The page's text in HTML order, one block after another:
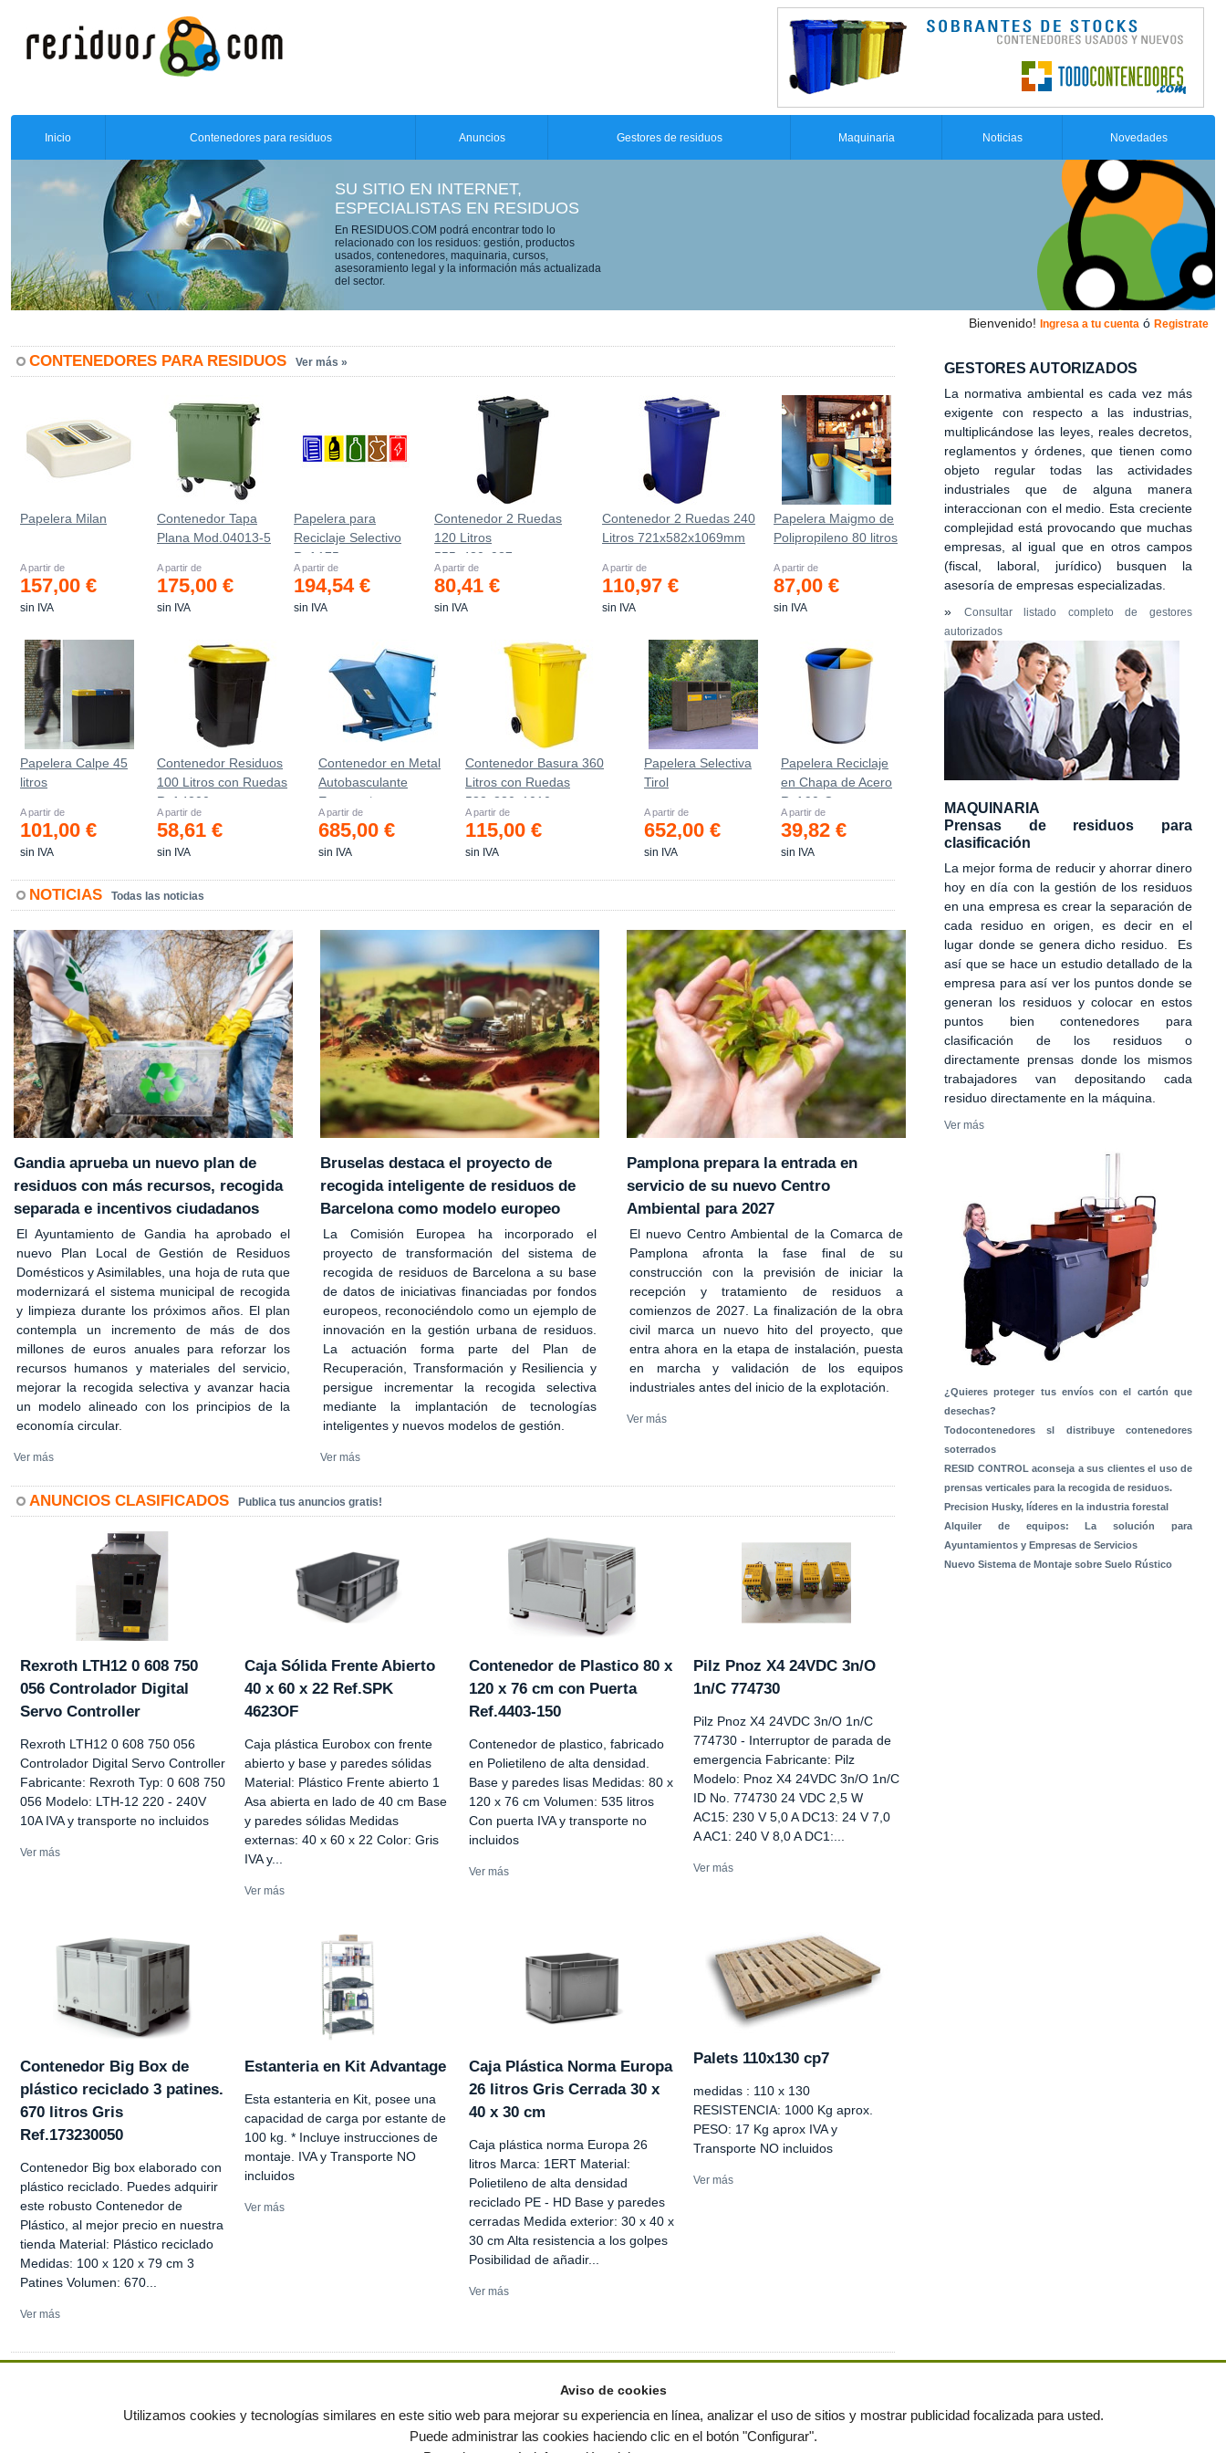
Inicio Contenedores para residuos Anuncios Gestores de residuos Maquinaria Noticias Novedades
SU SITIO EN INTERNET,
ESPECIALISTAS EN RESIDUOS
En RESIDUOS.COM podrá encontrar todo lo
relacionado con los residuos: gestión, productos
usados, contenedores, maquinaria, cursos,
asesoramiento legal y la información más actualizada
del sector.
Bienvenido! Ingresa a tu cuenta ó Registrate
CONTENEDORES PARA RESIDUOS Ver más »
Papelera Milan
A partir de
157,00 €
sin IVA
Contenedor Tapa
Plana Mod.04013-5
A partir de
175,00 €
sin IVA
Papelera para
Reciclaje Selectivo
Ref.175
A partir de
194,54 €
sin IVA
Contenedor 2 Ruedas
120 Litros
555х480х937mm
A partir de
80,41 €
sin IVA
Contenedor 2 Ruedas 240
Litros 721х582х1069mm
A partir de
110,97 €
sin IVA
Papelera Maigmo de
Polipropileno 80 litros
A partir de
87,00 €
sin IVA
Papelera Calpe 45
litros
A partir de
101,00 €
sin IVA
Contenedor Residuos
100 Litros con Ruedas
Ref.4200
A partir de
58,61 €
sin IVA
Contenedor en Metal
Autobasculante
Estanco *
A partir de
685,00 €
sin IVA
Contenedor Basura 360
Litros con Ruedas
583x880x1010 mm
A partir de
115,00 €
sin IVA
Papelera Selectiva
Tirol
A partir de
652,00 €
sin IVA
Papelera Reciclaje
en Chapa de Acero
Ref.90-C
A partir de
39,82 €
sin IVA
NOTICIAS Todas las noticias
Gandia aprueba un nuevo plan de
residuos con más recursos, recogida
separada e incentivos ciudadanos
El Ayuntamiento de Gandia ha aprobado el
nuevo Plan Local de Gestión de Residuos
Domésticos y Asimilables, una hoja de ruta que
modernizará el sistema municipal de recogida
y limpieza durante los próximos años. El plan
contempla un incremento de más de dos
millones de euros anuales para reforzar los
recursos humanos y materiales del servicio,
mejorar la recogida selectiva y avanzar hacia
un modelo alineado con los principios de la
economía circular.
Ver más
Bruselas destaca el proyecto de
recogida inteligente de residuos de
Barcelona como modelo europeo
La Comisión Europea ha incorporado el
proyecto de transformación del sistema de
recogida de residuos de Barcelona a su base
de datos de iniciativas financiadas por fondos
europeos, reconociéndolo como un ejemplo de
innovación en la gestión urbana de residuos.
La actuación forma parte del Plan de
Recuperación, Transformación y Resiliencia y
persigue incrementar la recogida selectiva
mediante la implantación de tecnologías
inteligentes y nuevos modelos de gestión.
Ver más
Pamplona prepara la entrada en
servicio de su nuevo Centro
Ambiental para 2027
El nuevo Centro Ambiental de la Comarca de
Pamplona afronta la fase final de su
construcción con la previsión de iniciar la
recepción y tratamiento de residuos a
comienzos de 2027. La finalización de la obra
civil marca un nuevo hito del proyecto, que
entra ahora en la etapa de instalación, puesta
en marcha y validación de los equipos
industriales antes del inicio de la explotación.
Ver más
ANUNCIOS CLASIFICADOS Publica tus anuncios gratis!
Rexroth LTH12 0 608 750
056 Controlador Digital
Servo Controller
Rexroth LTH12 0 608 750 056
Controlador Digital Servo Controller
Fabricante: Rexroth Typ: 0 608 750
056 Modelo: LTH-12 220 - 240V
10A IVA y transporte no incluidos
Ver más
Caja Sólida Frente Abierto
40 x 60 x 22 Ref.SPK
4623OF
Caja plástica Eurobox con frente
abierto y base y paredes sólidas
Material: Plástico Frente abierto 1
Asa abierta en lado de 40 cm Base
y paredes sólidas Medidas
externas: 40 x 60 x 22 Color: Gris
IVA y...
Ver más
Contenedor de Plastico 80 x
120 x 76 cm con Puerta
Ref.4403-150
Contenedor de plastico, fabricado
en Polietileno de alta densidad.
Base y paredes lisas Medidas: 80 x
120 x 76 cm Volumen: 535 litros
Con puerta IVA y transporte no
incluidos
Ver más
Pilz Pnoz X4 24VDC 3n/O
1n/C 774730
Pilz Pnoz X4 24VDC 3n/O 1n/C
774730 - Interruptor de parada de
emergencia Fabricante: Pilz
Modelo: Pnoz X4 24VDC 3n/O 1n/C
ID No. 774730 24 VDC 2,5 W
AC15: 230 V 5,0 A DC13: 24 V 7,0
A AC1: 240 V 8,0 A DC1:...
Ver más
Contenedor Big Box de
plástico reciclado 3 patines.
670 litros Gris
Ref.173230050
Contenedor Big box elaborado con
plástico reciclado. Puedes adquirir
este robusto Contenedor de
Plástico, al mejor precio en nuestra
tienda Material: Plástico reciclado
Medidas: 100 x 120 x 79 cm 3
Patines Volumen: 670...
Ver más
Estanteria en Kit Advantage
Esta estanteria en Kit, posee una
capacidad de carga por estante de
100 kg. * Incluye instrucciones de
montaje. IVA y Transporte NO
incluidos
Ver más
Caja Plástica Norma Europa
26 litros Gris Cerrada 30 x
40 x 30 cm
Caja plástica norma Europa 26
litros Marca: 1ERT Material:
Polietileno de alta densidad
reciclado PE - HD Base y paredes
cerradas Medida exterior: 30 x 40 x
30 cm Alta resistencia a los golpes
Posibilidad de añadir...
Ver más
Palets 110x130 cp7
medidas : 110 x 130
RESISTENCIA: 1000 Kg aprox.
PESO: 17 Kg aprox IVA y
Transporte NO incluidos
Ver más
GESTORES AUTORIZADOS
La normativa ambiental es cada vez más
exigente con respecto a las industrias,
multiplicándose las leyes, reales decretos,
reglamentos y órdenes, que tienen como
objeto regular todas las actividades
industriales que de alguna manera
interaccionan con el medio. Esta creciente
complejidad está provocando que muchas
empresas, al igual que en otros campos
(fiscal, laboral, jurídico) busquen la
asesoría de empresas especializadas.
» Consultar listado completo de gestores
autorizados
MAQUINARIA
Prensas de residuos para
clasificación
La mejor forma de reducir y ahorrar dinero
hoy en día con la gestión de los residuos
en una empresa es crear la separación de
cada residuo en origen, es decir en el
lugar donde se genera dicho residuo. Es
así que se hace un estudio detallado de la
empresa para así ver los puntos donde se
generan los residuos y colocar en estos
puntos bien contenedores para
clasificación de los residuos o
directamente prensas donde los mismos
trabajadores van depositando cada
residuo directamente en la máquina.
Ver más
¿Quieres proteger tus envíos con el cartón que
desechas?
Todocontenedores sl distribuye contenedores
soterrados
RESID CONTROL aconseja a sus clientes el uso de
prensas verticales para la recogida de residuos.
Precision Husky, líderes en la industria forestal
Alquiler de equipos: La solución para
Ayuntamientos y Empresas de Servicios
Nuevo Sistema de Montaje sobre Suelo Rústico
© residuos.com - Todos los derechos reservados- Política de privacidad|Condiciones de uso| Contacto|Editores| Mapa web|Preguntas frecuentes
Aviso de cookies
Utilizamos cookies y tecnologías similares en este sitio web para mejorar su experiencia en línea, analizar el uso de sitios y mostrar publicidad focalizada para usted.
Puede administrar las cookies haciendo clic en el botón "Configurar".